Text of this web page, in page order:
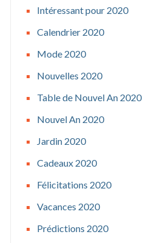
Intéressant pour 2020
Calendrier 2020
Mode 2020
Nouvelles 2020
Table de Nouvel An 2020
Nouvel An 2020
Jardin 2020
Cadeaux 2020
Félicitations 2020
Vacances 2020
Prédictions 2020